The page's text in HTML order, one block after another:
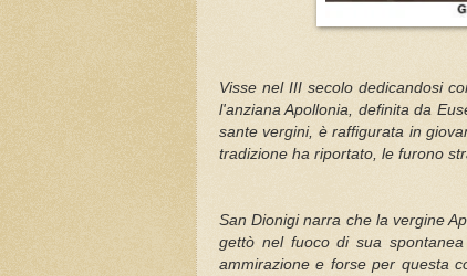
Visse nel III secolo dedicandosi
l'anziana Apollonia, definita da
sante vergini, è raffigurata in
tradizione ha riportato, le furono
San Dionigi narra che la vergine
gettò nel fuoco di sua
ammirazione e forse per questa